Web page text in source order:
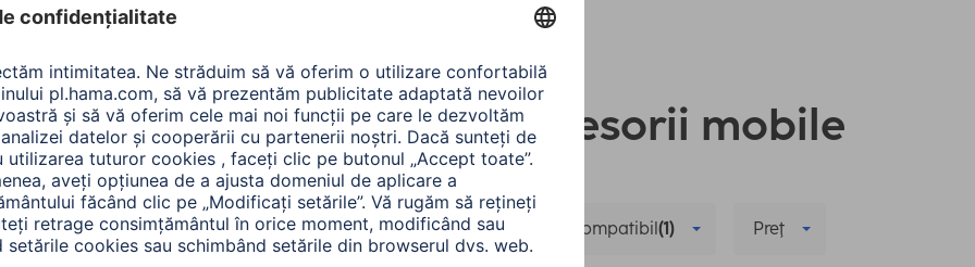
produsele: Telefon și accesorii mobile
Tip de produs Marca compatibilă Model compatibil (1) Preţ